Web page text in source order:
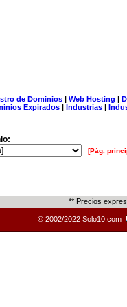
de Dominios| Web Hosting |
Expirados | Industrias |
[Pág.
** Precios
© 2002/2022 Solo10.com